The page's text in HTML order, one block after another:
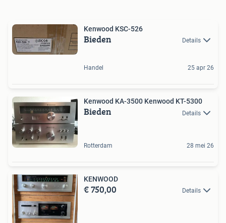
Kenwood KSC-526
Bieden Details
Handel 25 apr 26
Kenwood KA-3500 Kenwood KT-5300
Bieden Details
Rotterdam 28 mei 26
KENWOOD
€ 750,00 Details